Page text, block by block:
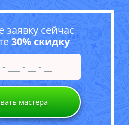
заявку сейчас
30% скидку
мастера